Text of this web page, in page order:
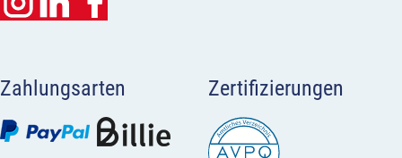
Zahlungsarten Zertifizierungen